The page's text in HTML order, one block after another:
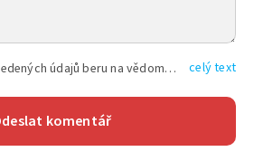
Vyplněním shora uvedených údajů beru na vědomí, že společnost TEXT FACTORY s.r.o., sídlem Brno, Durďákova 336/29, Černá Pole, PSČ: 613 00, IČ: 06157831, zapsané u Krajského soudu v Brně, oddíl C, vložka 100399, bude zpracovávat mé osobní údaje uvedené v rámci mnou vyplněného registračního formuláře na základě oprávněných zájmů TEXT FACTORY s.r.o. dle čl. 6 odst. 1 písm. f) GDPR a pro splnění právních povinností (čl. 6 odst. 1 písm. c) GDPR), a to pro tyto účely: nezbytnost zajistit oprávnění návštěvníka webových stránek provozovaných společností TEXT FACTORY s.r.o. přispívat aktivně ke zveřejněným článkům nebo v rámci diskusních fór a výkon práv TEXT FACTORY s.r.o. jako administrátora těchto diskusních fór. Více informací o zpracování osobních údajů a právech lze nalézt v celý text